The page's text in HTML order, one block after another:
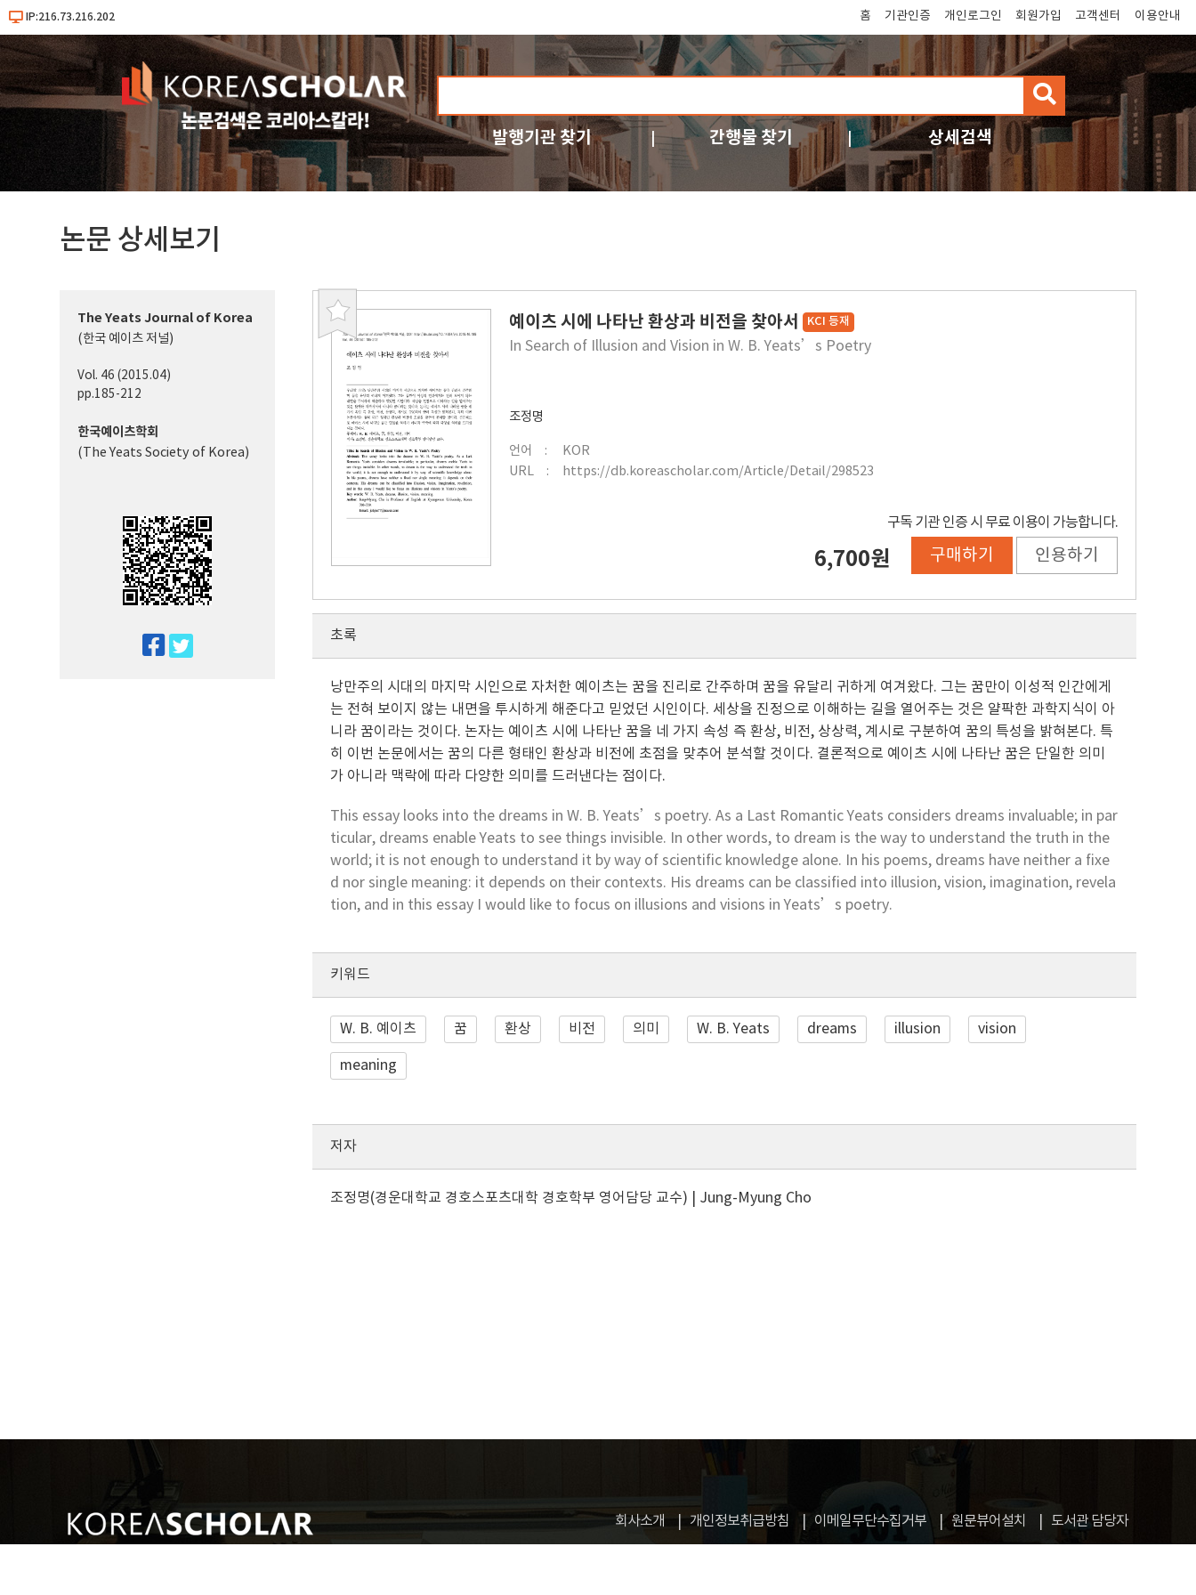
IP:216.73.216.202 홈 기관인증 개인로그인 회원가입 고객센터 이용안내
검
색
발행기관 찾기 간행물 찾기 상세검색
논문 상세보기
북
마
크
예이츠 시에 나타난 환상과 비전을 찾아서 KCI 등재
In Search of Illusion and Vision in W. B. Yeats’s Poetry
조정명
언어
KOR
URL
https://db.koreascholar.com/Article/Detail/298523
구독 기관 인증 시 무료 이용이 가능합니다.
6,700원 구매하기 인용하기
The Yeats Journal of Korea
(한국 예이츠 저널)
Vol. 46 (2015.04)
pp.185-212
한국예이츠학회
(The Yeats Society of Korea)
초록
낭만주의 시대의 마지막 시인으로 자처한 예이츠는 꿈을 진리로 간주하며 꿈을 유달리 귀하게 여겨왔다. 그는 꿈만이 이성적 인간에게
는 전혀 보이지 않는 내면을 투시하게 해준다고 믿었던 시인이다. 세상을 진정으로 이해하는 길을 열어주는 것은 얄팍한 과학지식이 아
니라 꿈이라는 것이다. 논자는 예이츠 시에 나타난 꿈을 네 가지 속성 즉 환상, 비전, 상상력, 계시로 구분하여 꿈의 특성을 밝혀본다. 특
히 이번 논문에서는 꿈의 다른 형태인 환상과 비전에 초점을 맞추어 분석할 것이다. 결론적으로 예이츠 시에 나타난 꿈은 단일한 의미
가 아니라 맥락에 따라 다양한 의미를 드러낸다는 점이다.
This essay looks into the dreams in W. B. Yeats’s poetry. As a Last Romantic Yeats considers dreams invaluable; in par
ticular, dreams enable Yeats to see things invisible. In other words, to dream is the way to understand the truth in the
world; it is not enough to understand it by way of scientific knowledge alone. In his poems, dreams have neither a fixe
d nor single meaning: it depends on their contexts. His dreams can be classified into illusion, vision, imagination, revela
tion, and in this essay I would like to focus on illusions and visions in Yeats’s poetry.
키워드
W. B. 예이츠 꿈 환상 비전 의미 W. B. Yeats dreams illusion vision
meaning
저자
조정명(경운대학교 경호스포츠대학 경호학부 영어담당 교수) | Jung-Myung Cho
회사소개 개인정보취급방침 이메일무단수집거부 원문뷰어설치 도서관 담당자